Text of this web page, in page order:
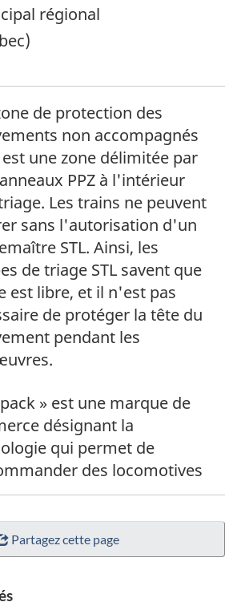
régional
de protection des
non accompagnés
est une zone délimitée par
PPZ à l'intérieur
Les trains ne peuvent
sans l'autorisation d'un
STL. Ainsi, les
de triage STL savent que
est libre, et il n'est pas
de protéger la tête du
pendant les
» est une marque de
désignant la
qui permet de
des locomotives
Partagez cette page